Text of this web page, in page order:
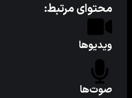
محتوای مرتبط:
ویدیوها
صوت‌ها